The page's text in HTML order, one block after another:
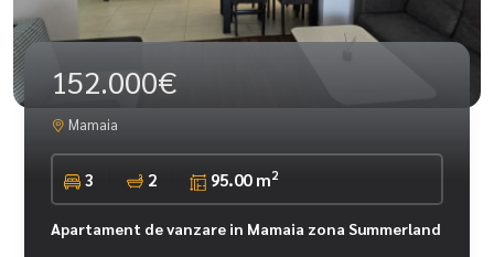
152.000€
Mamaia
3 2 95.00 m2
Apartament de vanzare in Mamaia zona Summerland